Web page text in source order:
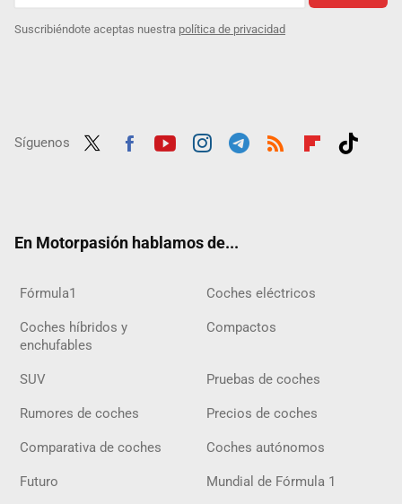
Suscribiéndote aceptas nuestra política de privacidad
Síguenos
En Motorpasión hablamos de...
Fórmula1 Coches eléctricos
Coches híbridos y
enchufables
Compactos
SUV Pruebas de coches
Rumores de coches Precios de coches
Comparativa de coches Coches autónomos
Futuro Mundial de Fórmula 1